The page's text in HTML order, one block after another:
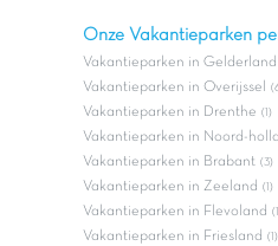
Onze Vakantieparken
Vakantieparken in Gelderland
Vakantieparken in Overijssel
Vakantieparken in Drenthe (1)
Vakantieparken in Noord-
Vakantieparken in Brabant (3)
Vakantieparken in Zeeland (1)
Vakantieparken in Flevoland
Vakantieparken in Friesland (1)